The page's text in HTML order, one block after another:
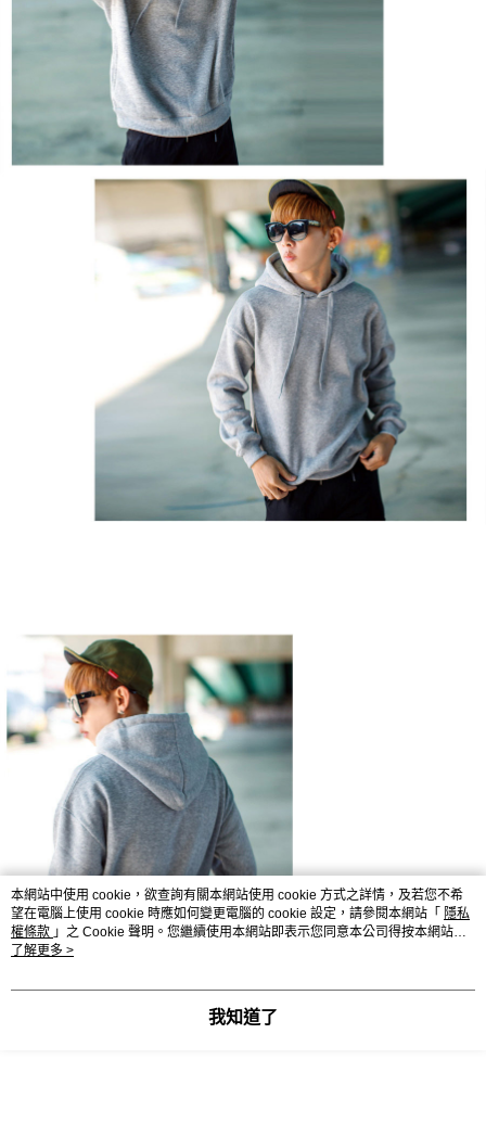
本網站中使用 cookie，欲查詢有關本網站使用 cookie 方式之詳情，及若您不希
望在電腦上使用 cookie 時應如何變更電腦的 cookie 設定，請參閱本網站「 隱私
權條款 」之 Cookie 聲明。您繼續使用本網站即表示您同意本公司得按本網站使
用條款之 Cookie 聲明使用 cookie。
了解更多 >
我知道了